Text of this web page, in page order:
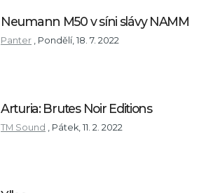
Neumann M50 v síni slávy NAMM
Panter , Pondělí, 18. 7. 2022
Arturia: Brutes Noir Editions
TM Sound , Pátek, 11. 2. 2022